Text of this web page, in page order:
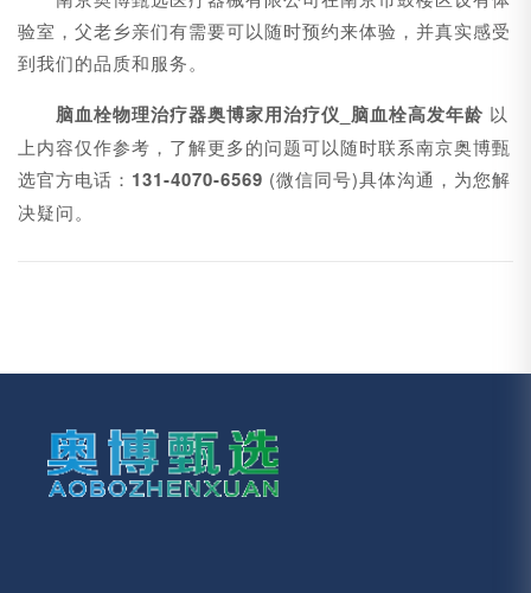
验室，父老乡亲们有需要可以随时预约来体验，并真实感受
到我们的品质和服务。
脑血栓物理治疗器奥博家用治疗仪_脑血栓高发年龄 以
上内容仅作参考，了解更多的问题可以随时联系南京奥博甄
选官方电话： 131-4070-6569 (微信同号)具体沟通，为您解
决疑问。